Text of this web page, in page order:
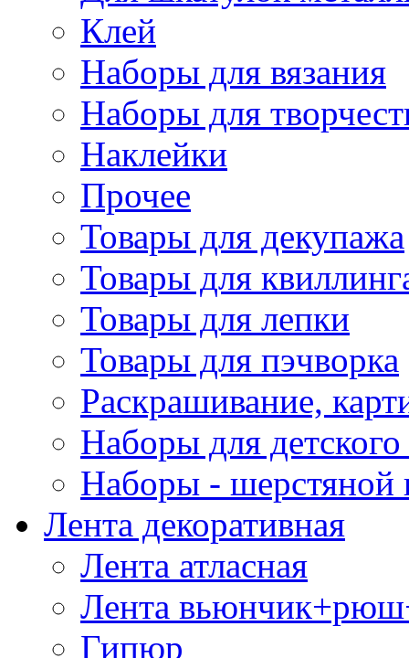
Клей
Наборы для вязания
Наборы для
Наклейки
Прочее
Товары для декупажа
Товары для
Товары для лепки
Товары для пэчворка
Раскрашивание,
Наборы для
Наборы - шерстяной
Лента декоративная
Лента атласная
Лента
Гипюр